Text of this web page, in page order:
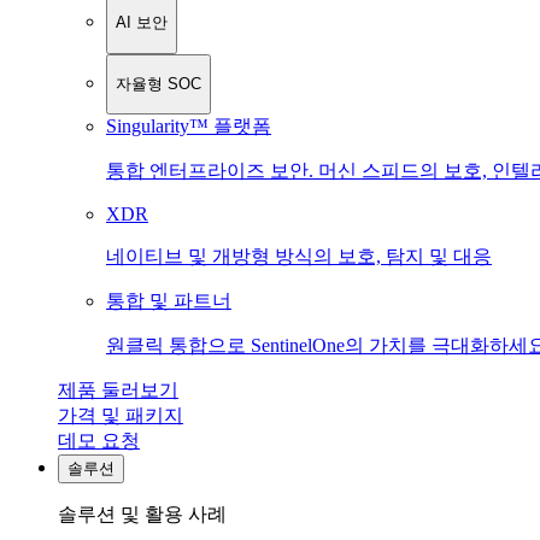
AI 보안
자율형 SOC
Singularity™ 플랫폼
통합 엔터프라이즈 보안. 머신 스피드의 보호, 인텔
XDR
네이티브 및 개방형 방식의 보호, 탐지 및 대응
통합 및 파트너
원클릭 통합으로 SentinelOne의 가치를 극대화하세
제품 둘러보기
가격 및 패키지
데모 요청
솔루션
솔루션 및 활용 사례